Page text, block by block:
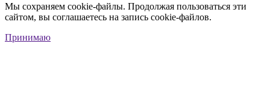
Мы сохраняем cookie-файлы. Продолжая пользоваться эти
сайтом, вы соглашаетесь на запись cookie-файлов.
Принимаю